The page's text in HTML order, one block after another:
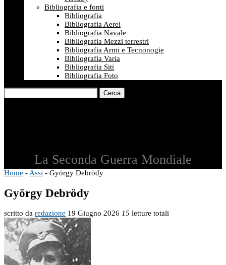
Bibliografia e fonti
Bibliografia
Bibliografia Aerei
Bibliografia Navale
Bibliografia Mezzi terrestri
Bibliografia Armi e Tecnonogie
Bibliografia Varia
Bibliografia Siti
Bibliografia Foto
Cerca
La Seconda Guerra Mondiale
Home - Assi - György Debrödy
György Debrödy
scritto da redazione 19 Giugno 2026 15 letture totali